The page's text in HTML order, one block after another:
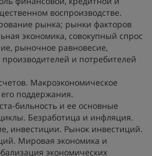
воспроизводстве.
рынка; рынки факторов
экономика, совокупный спрос
рыночное равновесие,
и потребителей
Макроэкономическое
поддержания.
бильность и ее основные
Безработица и инфляция.
инвестиции. Рынок инвестиций.
Мировая экономика и
экономических